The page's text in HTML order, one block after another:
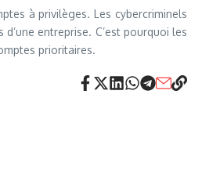
à privilèges. Les cybercriminels
entreprise. C’est pourquoi les
prioritaires.